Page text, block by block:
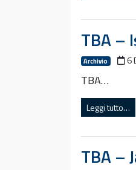
TBA –
Archivio 6
TBA…
Leggi tutto…
TBA –